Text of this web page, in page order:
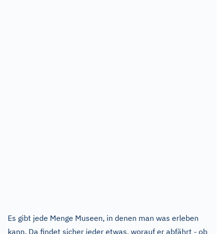
Es gibt jede Menge Museen, in denen man was erleben
kann. Da findet sicher jeder etwas, worauf er abfährt - ob